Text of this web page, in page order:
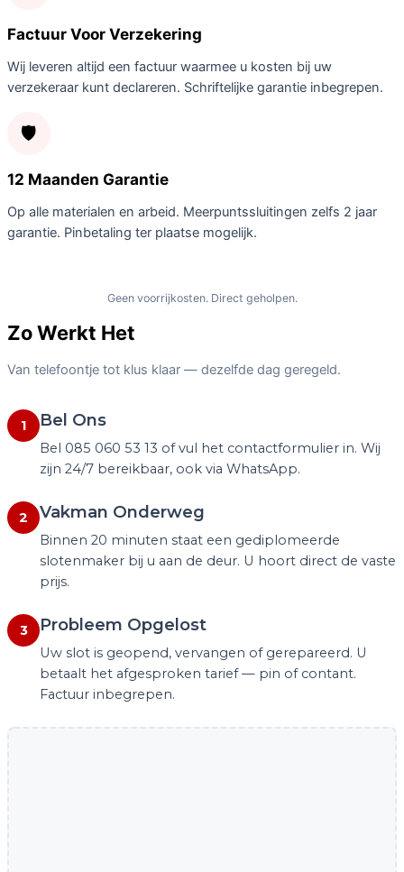
Factuur Voor Verzekering
Wij leveren altijd een factuur waarmee u kosten bij uw
verzekeraar kunt declareren. Schriftelijke garantie inbegrepen.
🛡️
12 Maanden Garantie
Op alle materialen en arbeid. Meerpuntssluitingen zelfs 2 jaar
garantie. Pinbetaling ter plaatse mogelijk.
Geen voorrijkosten. Direct geholpen.
Zo Werkt Het
Van telefoontje tot klus klaar — dezelfde dag geregeld.
1 Bel Ons
Bel 085 060 53 13 of vul het contactformulier in. Wij
zijn 24/7 bereikbaar, ook via WhatsApp.
2 Vakman Onderweg
Binnen 20 minuten staat een gediplomeerde
slotenmaker bij u aan de deur. U hoort direct de vaste
prijs.
3 Probleem Opgelost
Uw slot is geopend, vervangen of gerepareerd. U
betaalt het afgesproken tarief — pin of contant.
Factuur inbegrepen.